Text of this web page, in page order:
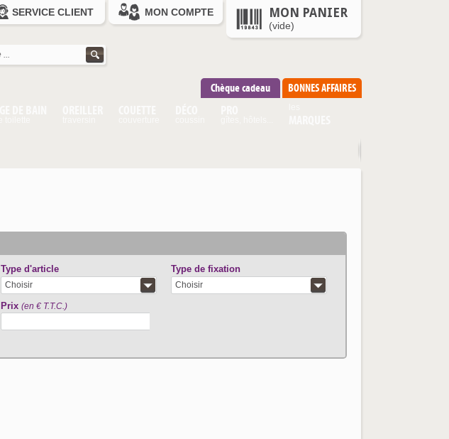
SERVICE CLIENT MON COMPTE MON PANIER
(vide)
BONNES AFFAIRES
Chèque cadeau
Type d'article
Choisir
Type de fixation
Choisir
Prix (en € T.T.C.)